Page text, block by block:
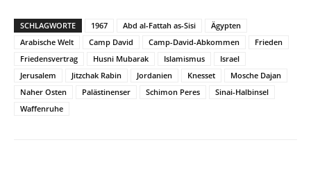
SCHLAGWORTE 1967 Abd al-Fattah as-Sisi
Ägypten
Arabische Welt
Camp David Camp-David-Abkommen
Frieden
Friedensvertrag
Husni Mubarak Islamismus
Israel
Jerusalem
Jitzchak Rabin Jordanien Knesset
Mosche Dajan
Naher Osten
Palästinenser Schimon Peres
Sinai-Halbinsel
Waffenruhe